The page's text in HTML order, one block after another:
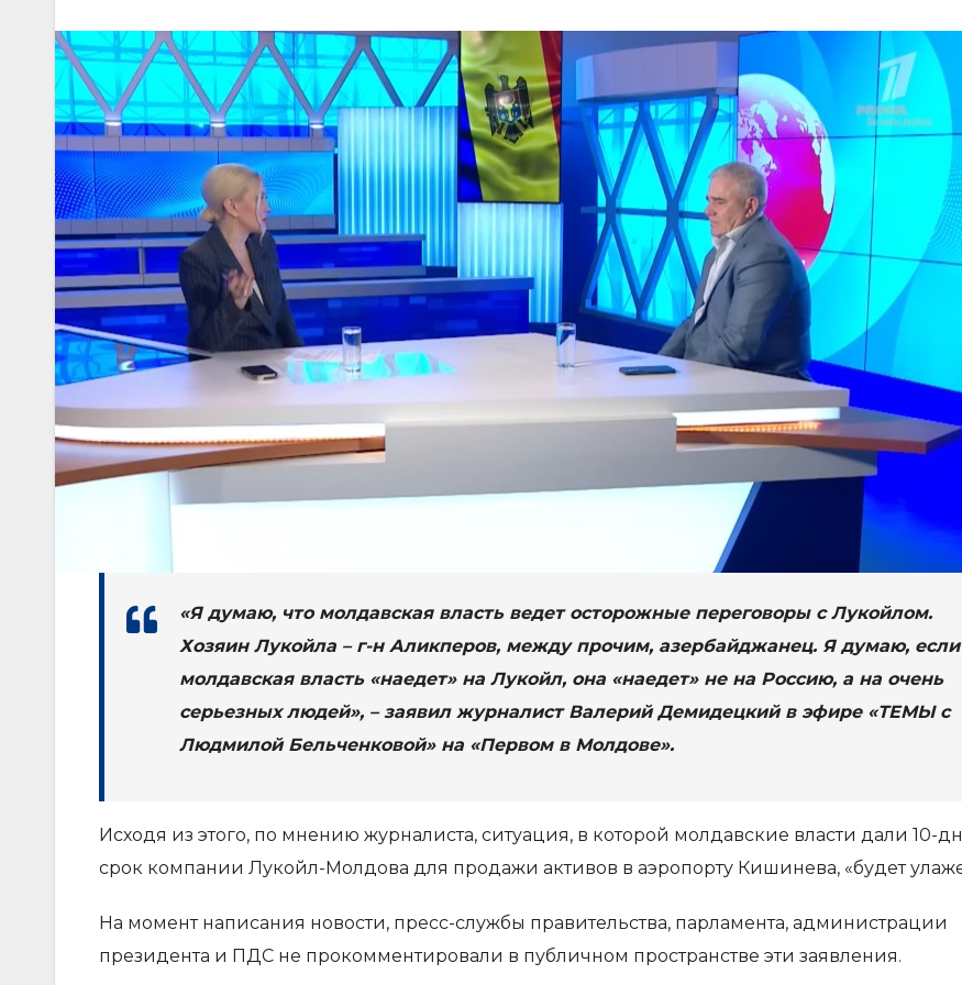
«Я думаю, что молдавская власть ведет осторожные переговоры с Лукойлом.
Хозяин Лукойла – г-н Аликперов, между прочим, азербайджанец. Я думаю, если
молдавская власть «наедет» на Лукойл, она «наедет» не на Россию, а на очень
серьезных людей», – заявил журналист Валерий Демидецкий в эфире «ТЕМЫ с
Людмилой Бельченковой» на «Первом в Молдове».
Исходя из этого, по мнению журналиста, ситуация, в которой молдавские власти дали 10-
срок компании Лукойл-Молдова для продажи активов в аэропорту Кишинева, «будет
На момент написания новости, пресс-службы правительства, парламента, администрации
президента и ПДС не прокомментировали в публичном пространстве эти заявления.